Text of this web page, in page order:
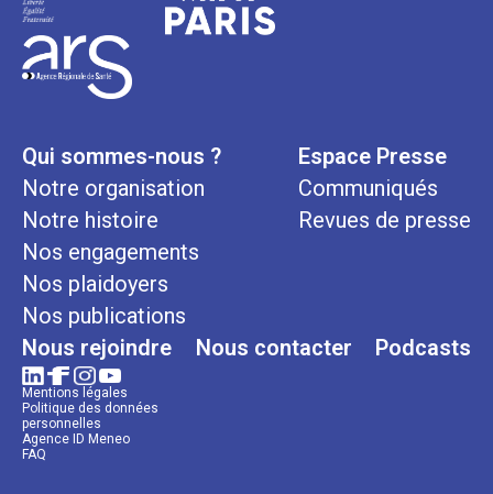
Qui sommes-nous ?
Notre organisation
Notre histoire
Nos engagements
Nos plaidoyers
Nos publications
Espace Presse
Communiqués
Revues de presse
Nous rejoindre Nous contacter Podcasts
Mentions légales
Politique des données
personnelles
Agence ID Meneo
FAQ